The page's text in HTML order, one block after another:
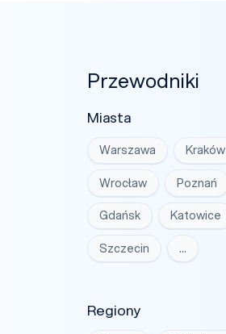
Przewodniki
Miasta
Warszawa Kraków
Wrocław Poznań
Gdańsk Katowice
Szczecin …
Regiony